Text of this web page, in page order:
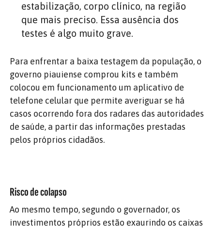
estabilização, corpo clínico, na região
que mais preciso. Essa ausência dos
testes é algo muito grave.
Para enfrentar a baixa testagem da população, o
governo piauiense comprou kits e também
colocou em funcionamento um aplicativo de
telefone celular que permite averiguar se há
casos ocorrendo fora dos radares das autoridades
de saúde, a partir das informações prestadas
pelos próprios cidadãos.
Risco de colapso
Ao mesmo tempo, segundo o governador, os
investimentos próprios estão exaurindo os caixas